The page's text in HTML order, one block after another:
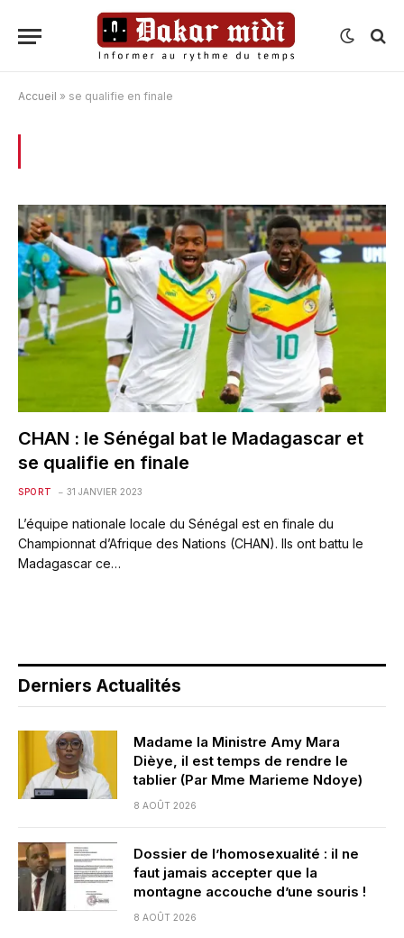
Accueil » se qualifie en finale
CHAN : le Sénégal bat le Madagascar et
se qualifie en finale
SPORT 31 JANVIER 2023
L’équipe nationale locale du Sénégal est en finale du
Championnat d’Afrique des Nations (CHAN). Ils ont battu le
Madagascar ce…
Derniers Actualités
Madame la Ministre Amy Mara
Dièye, il est temps de rendre le
tablier (Par Mme Marieme Ndoye)
8 AOÛT 2026
Dossier de l’homosexualité : il ne
faut jamais accepter que la
montagne accouche d’une souris !
8 AOÛT 2026